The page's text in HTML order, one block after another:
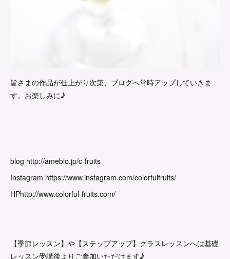
皆さまの作品が仕上がり次第、ブログへ常時アップしていきま
す。お楽しみに♪
blog http://ameblo.jp/c-fruits
Instagram https://www.instagram.com/colorfulfruits/
HPhttp://www.colorful-fruits.com/
【季節レッスン】や【ステップアップ】クラスレッスンへは基礎
レッスン受講後よりご参加いただけます♪